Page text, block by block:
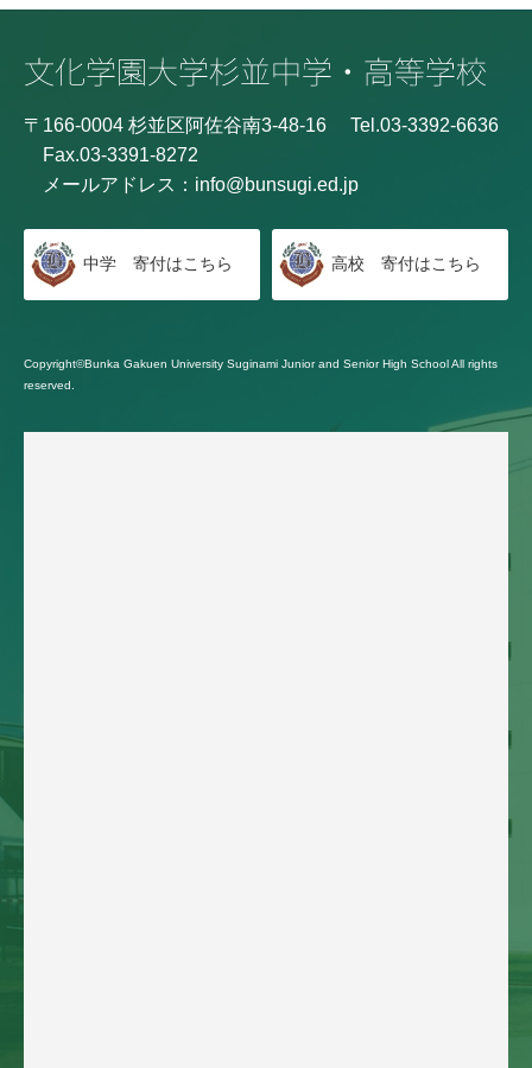
〒166-0004 杉並区阿佐谷南3-48-16
Tel.03-3392-6636
Fax.03-3391-8272
メールアドレス： info@bunsugi.ed.jp
中学 寄付はこちら 高校 寄付はこちら
Copyright©Bunka Gakuen University Suginami Junior and Senior High School All rights
reserved.